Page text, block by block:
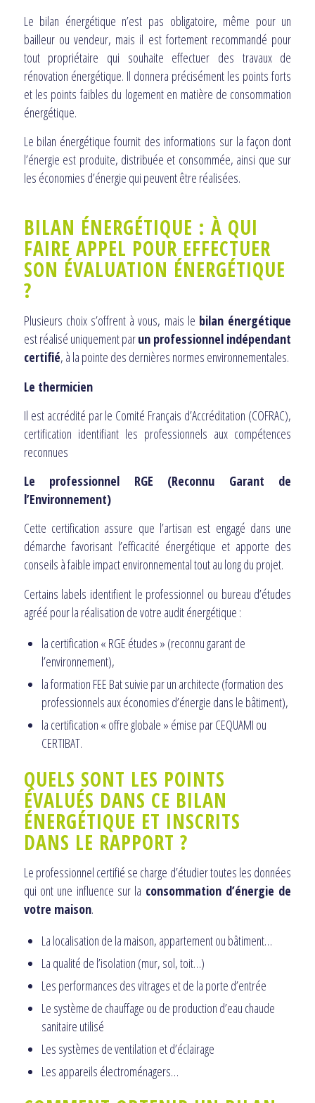
Le bilan énergétique n’est pas obligatoire, même pour un
bailleur ou vendeur, mais il est fortement recommandé pour
tout propriétaire qui souhaite effectuer des travaux de
rénovation énergétique. Il donnera précisément les points forts
et les points faibles du logement en matière de consommation
énergétique.
Le bilan énergétique fournit des informations sur la façon dont
l’énergie est produite, distribuée et consommée, ainsi que sur
les économies d’énergie qui peuvent être réalisées.
BILAN ÉNERGÉTIQUE : À QUI
FAIRE APPEL POUR EFFECTUER
SON ÉVALUATION ÉNERGÉTIQUE
?
Plusieurs choix s’offrent à vous, mais le bilan énergétique
est réalisé uniquement parun professionnel indépendant
certifié, à la pointe des dernières normes environnementales.
Le thermicien
Il est accrédité par le Comité Français d’Accréditation (COFRAC),
certification identifiant les professionnels aux compétences
reconnues
Le professionnel RGE (Reconnu Garant de
l’Environnement)
Cette certification assure que l’artisan est engagé dans une
démarche favorisant l’efficacité énergétique et apporte des
conseils à faible impact environnemental tout au long du projet.
Certains labels identifient le professionnel ou bureau d’études
agréé pour la réalisation de votre audit énergétique :
la certification « RGE études » (reconnu garant de
l’environnement),
la formation FEE Bat suivie par un architecte (formation des
professionnels aux économies d’énergie dans le bâtiment),
la certification « offre globale » émise par CEQUAMI ou
CERTIBAT.
QUELS SONT LES POINTS
ÉVALUÉS DANS CE BILAN
ÉNERGÉTIQUE ET INSCRITS
DANS LE RAPPORT ?
Le professionnel certifié se charge d’étudier toutes les données
qui ont une influence sur la consommation d’énergie de
votre maison.
La localisation de la maison, appartement ou bâtiment…
La qualité de l’isolation (mur, sol, toit…)
Les performances des vitrages et de la porte d’entrée
Le système de chauffage ou de production d’eau chaude
sanitaire utilisé
Les systèmes de ventilation et d’éclairage
Les appareils électroménagers…